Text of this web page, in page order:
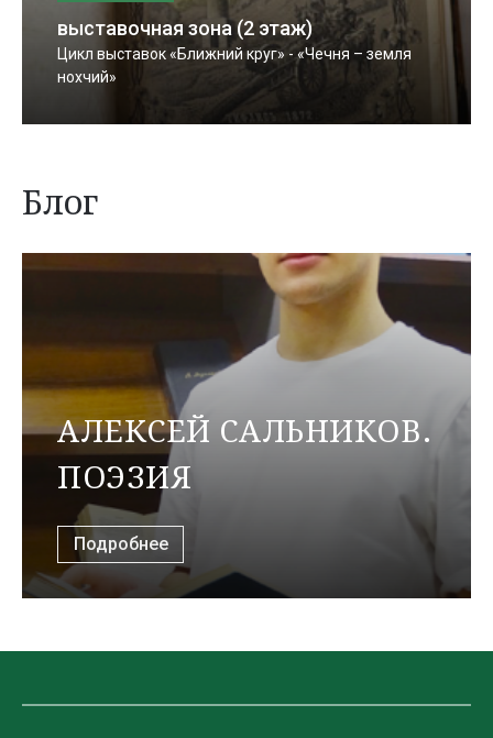
выставочная зона (2 этаж)
Цикл выставок «Ближний круг» - «Чечня – земля
нохчий»
Блог
АЛЕКСЕЙ САЛЬНИКОВ.
ПОЭЗИЯ
Подробнее